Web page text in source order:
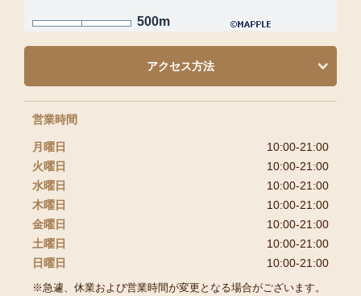
500m
営業時間
月曜日
10:00-21:00
火曜日
10:00-21:00
水曜日
10:00-21:00
木曜日
10:00-21:00
金曜日
10:00-21:00
土曜日
10:00-21:00
日曜日
10:00-21:00
※急遽、休業および営業時間が変更となる場合がございます。
アクセス方法